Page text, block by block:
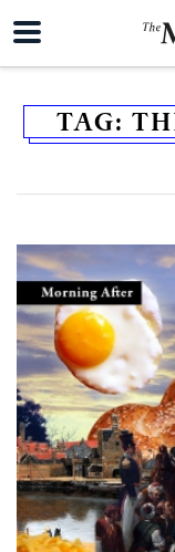
TAG:
ค้นหา